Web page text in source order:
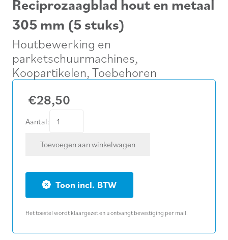
Reciprozaagblad hout en metaal
305 mm (5 stuks)
Houtbewerking en
parketschuurmachines,
Koopartikelen, Toebehoren
€28,50
Aantal:
en
305
mm
stuks)
Toevoegen aan winkelwagen
BTW
Het toestel wordt klaargezet en u ontvangt bevestiging per mail.